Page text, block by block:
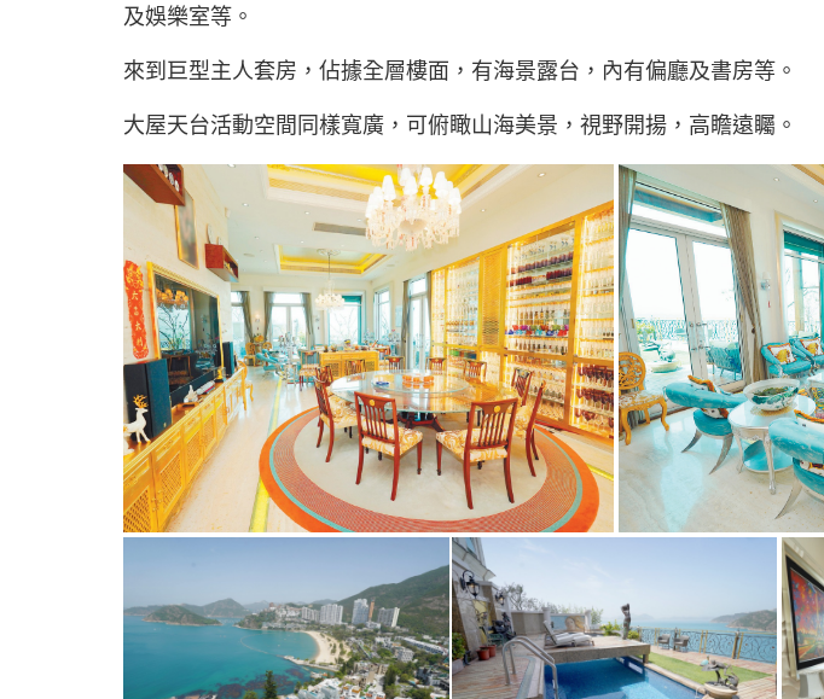
及娛樂室等。
來到巨型主人套房，佔據全層樓面，有海景露台，內有偏廳及書房等。
大屋天台活動空間同樣寬廣，可俯瞰山海美景，視野開揚，高瞻遠矚。